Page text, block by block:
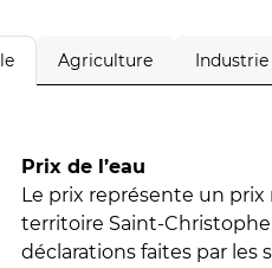
Agriculture Industrie
Prix de l’eau
Le prix représente un
territoire Saint-Christophe
déclarations faites par les